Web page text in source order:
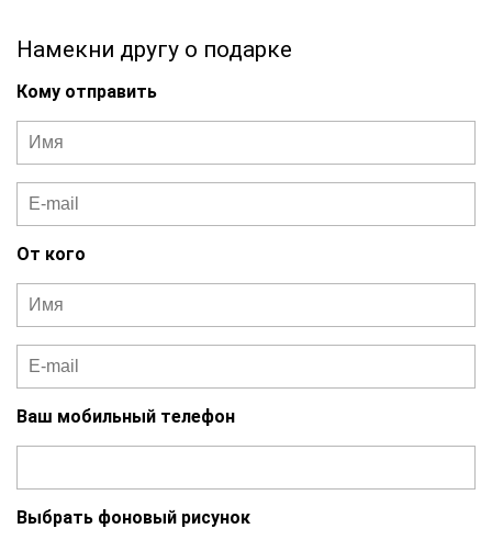
Намекни другу о подарке
Кому отправить
От кого
Ваш мобильный телефон
Выбрать фоновый рисунок